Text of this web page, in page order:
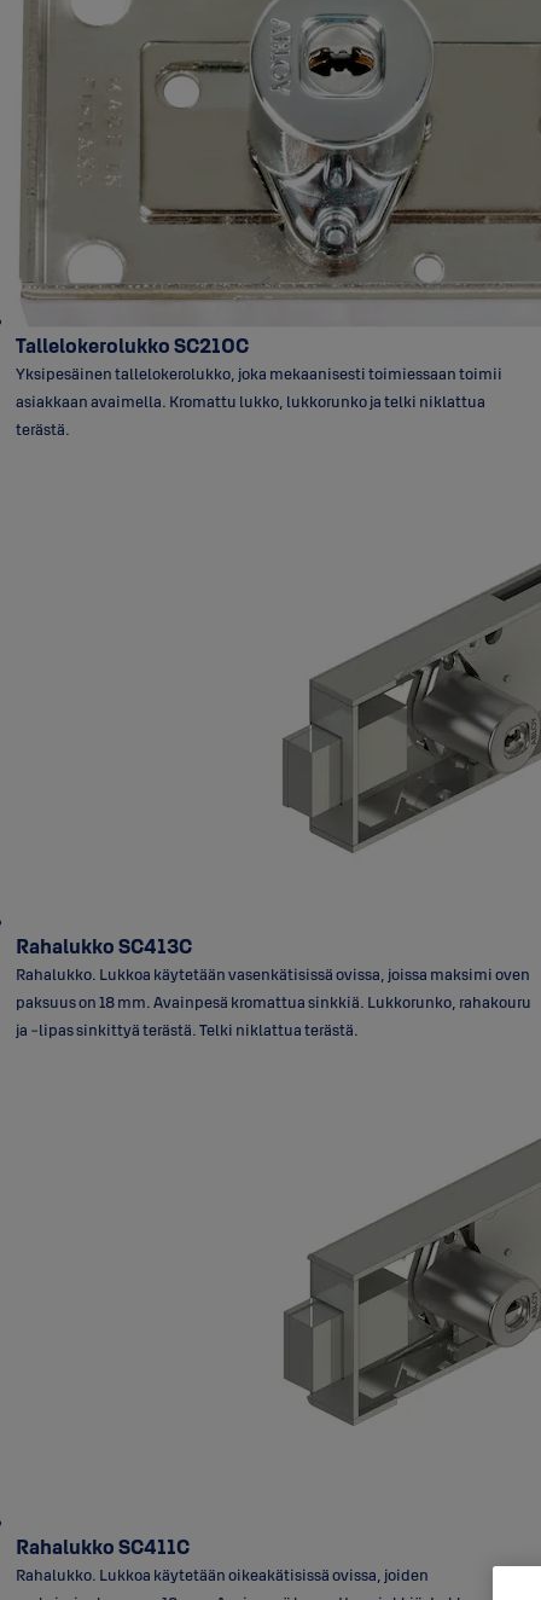
Tallelokerolukko SC210C
Yksipesäinen tallelokerolukko, joka mekaanisesti toimiessaan toimii
asiakkaan avaimella. Kromattu lukko, lukkorunko ja telki niklattua
terästä.
Rahalukko SC413C
Rahalukko. Lukkoa käytetään vasenkätisissä ovissa, joissa maksimi oven
paksuus on 18 mm. Avainpesä kromattua sinkkiä. Lukkorunko, rahakouru
ja -lipas sinkittyä terästä. Telki niklattua terästä.
Rahalukko SC411C
Rahalukko. Lukkoa käytetään oikeakätisissä ovissa, joiden